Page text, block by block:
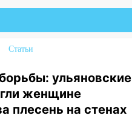
горел жилой
Статьи
ульяновские
женщине
плесень на стенах